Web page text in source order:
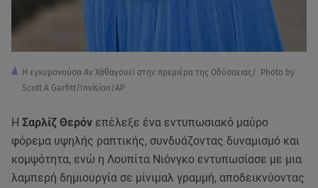
Η εγκυμονούσα Αν Χάθαγουεϊ στην πρεμιέρα της Οδύσσειας/ Photo by
Scott A Garfitt/Invision/AP
Η Σαρλίζ Θερόν επέλεξε ένα εντυπωσιακό μαύρο
φόρεμα υψηλής ραπτικής, συνδυάζοντας δυναμισμό και
κομψότητα, ενώ η Λουπίτα Νιόνγκο εντυπωσίασε με μια
λαμπερή δημιουργία σε μίνιμαλ γραμμή, αποδεικνύοντας